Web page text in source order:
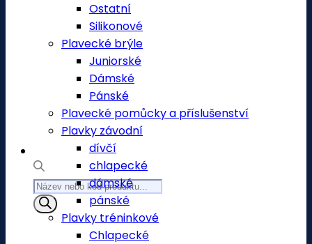
Products
search
Ostatní
Silikonové
Plavecké brýle
Juniorské
Dámské
Pánské
Plavecké pomůcky a příslušenství
Plavky závodní
dívčí
chlapecké
dámské
pánské
Plavky tréninkové
Chlapecké